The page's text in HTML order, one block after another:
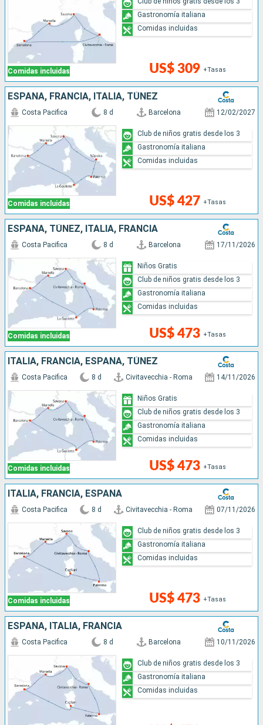
Comidas incluidas US$ 309 +Tasas
Gastronomía italiana
Comidas incluidas
ESPAÑA, FRANCIA, ITALIA, TÚNEZ
Comidas incluidas
Costa Pacifica 8 d Barcelona 12/02/2027
US$ 427 +Tasas
Club de niños gratis desde los 3
Gastronomía italiana
Comidas incluidas
ESPAÑA, TÚNEZ, ITALIA, FRANCIA
Comidas incluidas
Costa Pacifica 8 d Barcelona 17/11/2026
US$ 473 +Tasas
Niños Gratis
Club de niños gratis desde los 3
Gastronomía italiana
Comidas incluidas
ITALIA, FRANCIA, ESPAÑA, TÚNEZ
Comidas incluidas
Costa Pacifica 8 d Civitavecchia - Roma 14/11/2026
US$ 473 +Tasas
Niños Gratis
Club de niños gratis desde los 3
Gastronomía italiana
Comidas incluidas
ITALIA, FRANCIA, ESPAÑA
Comidas incluidas
Costa Pacifica 8 d Civitavecchia - Roma 07/11/2026
US$ 473 +Tasas
Club de niños gratis desde los 3
Gastronomía italiana
Comidas incluidas
ESPAÑA, ITALIA, FRANCIA
Costa Pacifica 8 d Barcelona 10/11/2026
Club de niños gratis desde los 3
Gastronomía italiana
Comidas incluidas